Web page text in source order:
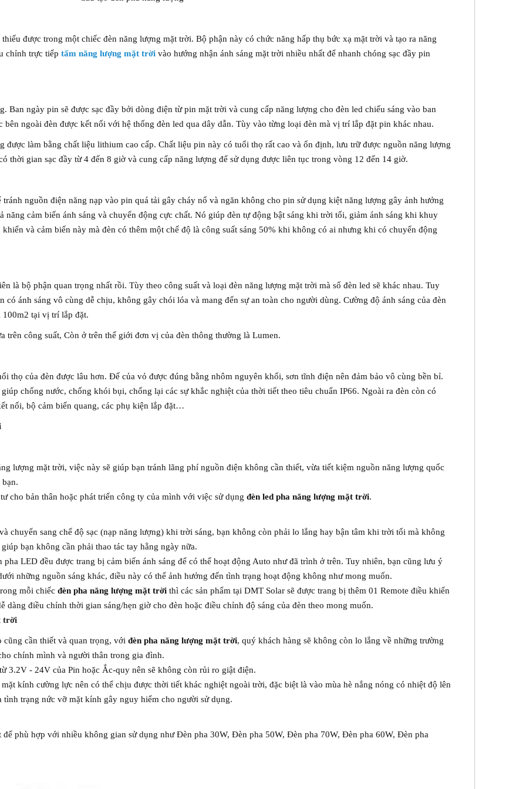
được trong một chiếc đèn năng lượng mặt trời. Bộ phận này có chức năng hấp thụ bức xạ mặt trời và tạo ra năng
chỉnh trực tiếp tấm năng lượng mặt trời vào hướng nhận ánh sáng mặt trời nhiều nhất để nhanh chóng sạc đầy pin
Ban ngày pin sẽ được sạc đầy bởi dòng điện từ pin mặt trời và cung cấp năng lượng cho đèn led chiếu sáng vào ban
bên ngoài đèn được kết nối với hệ thống đèn led qua dây dẫn. Tùy vào từng loại đèn mà vị trí lắp đặt pin khác nhau.
được làm bằng chất liệu lithium cao cấp. Chất liệu pin này có tuổi thọ rất cao và ổn định, lưu trữ được nguồn năng lượng
thời gian sạc đầy từ 4 đến 8 giờ và cung cấp năng lượng để sử dụng được liên tục trong vòng 12 đến 14 giờ.
nguồn điện năng nạp vào pin quá tải gây cháy nổ và ngăn không cho pin sử dụng kiệt năng lượng gây ảnh hưởng
cảm biến ánh sáng và chuyển động cực chất. Nó giúp đèn tự động bật sáng khi trời tối, giảm ánh sáng khi khuy
và cảm biến này mà đèn có thêm một chế độ là công suất sáng 50% khi không có ai nhưng khi có chuyển động
là bộ phận quan trọng nhất rồi. Tùy theo công suất và loại đèn năng lượng mặt trời mà số đèn led sẽ khác nhau. Tuy
có ánh sáng vô cùng dễ chịu, không gây chói lóa và mang đến sự an toàn cho người dùng. Cường độ ánh sáng của đèn
100m2 tại vị trí lắp đặt.
trên công suất, Còn ở trên thế giới đơn vị của đèn thông thường là Lumen.
thọ của đèn được lâu hơn. Đế của vỏ được đúng bằng nhôm nguyên khối, sơn tĩnh điện nên đảm bảo vô cùng bền bỉ.
chống nước, chống khói bụi, chống lại các sự khắc nghiệt của thời tiết theo tiêu chuẩn IP66. Ngoài ra đèn còn có
nối, bộ cảm biến quang, các phụ kiện lắp đặt…
lượng mặt trời, việc này sẽ giúp bạn tránh lãng phí nguồn điện không cần thiết, vừa tiết kiệm nguồn năng lượng quốc
cho bản thân hoặc phát triển công ty của mình với việc sử dụng đèn led pha năng lượng mặt trời.
chuyển sang chế độ sạc (nạp năng lượng) khi trời sáng, bạn không còn phải lo lắng hay bận tâm khi trời tối mà không
bạn không cần phải thao tác tay hằng ngày nữa.
LED đều được trang bị cảm biến ánh sáng để có thể hoạt động Auto như đã trình ở trên. Tuy nhiên, bạn cũng lưu ý
những nguồn sáng khác, điều này có thể ảnh hưởng đến tình trạng hoạt động không như mong muốn.
mỗi chiếc đèn pha năng lượng mặt trời thì các sản phẩm tại DMT Solar sẽ được trang bị thêm 01 Remote điều khiển
dàng điều chỉnh thời gian sáng/hẹn giờ cho đèn hoặc điều chỉnh độ sáng của đèn theo mong muốn.
trời
cần thiết và quan trọng, với đèn pha năng lượng mặt trời, quý khách hàng sẽ không còn lo lắng về những trường
chính mình và người thân trong gia đình.
3.2V - 24V của Pin hoặc Ắc-quy nên sẽ không còn rủi ro giật điện.
kính cường lực nên có thể chịu được thời tiết khác nghiệt ngoài trời, đặc biệt là vào mùa hè nắng nóng có nhiệt độ lên
trạng nức vỡ mặt kính gây nguy hiểm cho người sử dụng.
phù hợp với nhiều không gian sử dụng như Đèn pha 30W, Đèn pha 50W, Đèn pha 70W, Đèn pha 60W, Đèn pha